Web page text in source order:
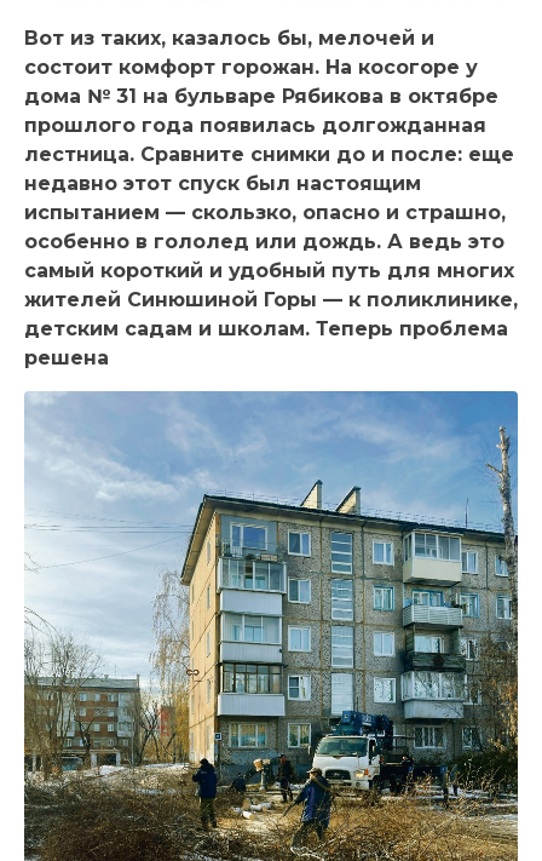
Вот из таких, казалось бы, мелочей и
состоит комфорт горожан. На косогоре у
дома № 31 на бульваре Рябикова в октябре
прошлого года появилась долгожданная
лестница. Сравните снимки до и после: еще
недавно этот спуск был настоящим
испытанием — скользко, опасно и страшно,
особенно в гололед или дождь. А ведь это
самый короткий и удобный путь для многих
жителей Синюшиной Горы — к поликлинике,
детским садам и школам. Теперь проблема
решена